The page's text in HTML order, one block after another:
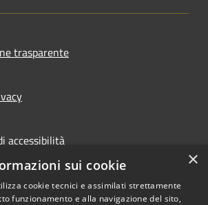
trasparente
accessibilità
sito
×
sui cookie
cookie tecnici e assimilati strettamente
funzionamento e alla navigazione del sito,